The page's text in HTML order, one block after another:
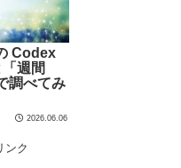
Codex
週間
調べてみ
2026.06.06
ンク